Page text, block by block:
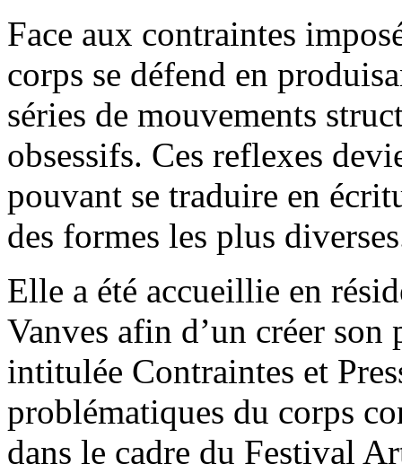
Face aux contraintes
corps se défend en
séries de mouvements
obsessifs. Ces reflexes
pouvant se traduire en
des formes les plus
Elle a été accueillie en
Vanves afin d’un créer
intitulée Contraintes et
problématiques du corps
dans le cadre du Festival